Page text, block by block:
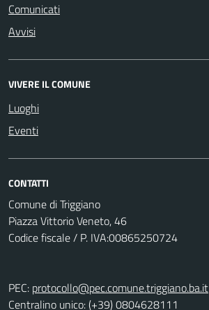
Comunicati
Avvisi
VIVERE IL COMUNE
Luoghi
Eventi
CONTATTI
Comune di Triggiano
Piazza Vittorio Veneto, 46
Codice fiscale / P. IVA:00865250724
PEC: protocollo@pec.comune.triggiano.ba.it
Centralino unico: (+39) 0804628111